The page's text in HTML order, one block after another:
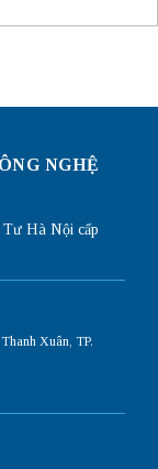
NGHỆ
Hà Nội cấp
Xuân, TP.